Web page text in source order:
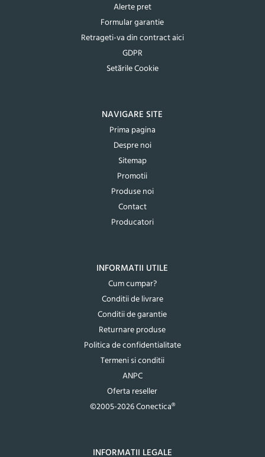
Alerte pret
Formular garantie
Retrageti-va din contract aici
GDPR
Setările Cookie
NAVIGARE SITE
Prima pagina
Despre noi
Sitemap
Promotii
Produse noi
Contact
Producatori
INFORMATII UTILE
Cum cumpar?
Conditii de livrare
Conditii de garantie
Returnare produse
Politica de confidentialitate
Termeni si conditii
ANPC
Oferta reseller
©2005-2026 Conectica®
INFORMATII LEGALE